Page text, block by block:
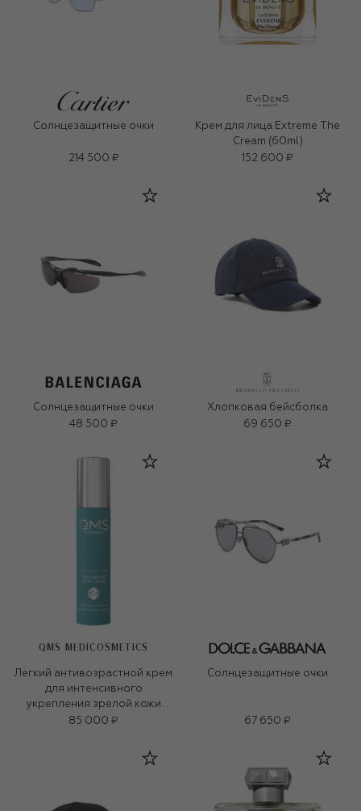
Солнцезащитные очки
214 500 ₽
Крем для лица Extreme The
Cream (60ml)
152 600 ₽
Солнцезащитные очки
48 500 ₽
Хлопковая бейсболка
69 650 ₽
QMS MEDICOSMETICS
Легкий антивозрастной крем
для интенсивного
укрепления зрелой кожи
«3D-коллаген» (50ml)
85 000 ₽
Солнцезащитные очки
67 650 ₽